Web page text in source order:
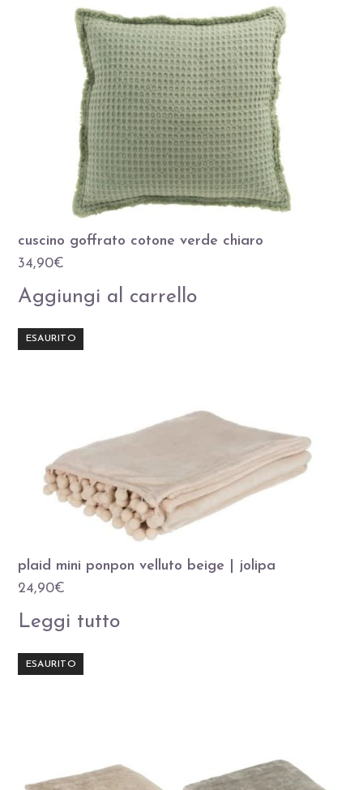
cuscino goffrato cotone verde chiaro
34,90€
Aggiungi al carrello
ESAURITO
plaid mini ponpon velluto beige | jolipa
24,90€
Leggi tutto
ESAURITO